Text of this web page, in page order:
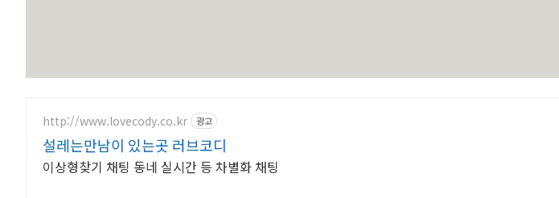
http://www.lovecody.co.kr 광고
설레는만남이 있는곳 러브코디
이상형찾기 채팅 동네 실시간 등 차별화 채팅